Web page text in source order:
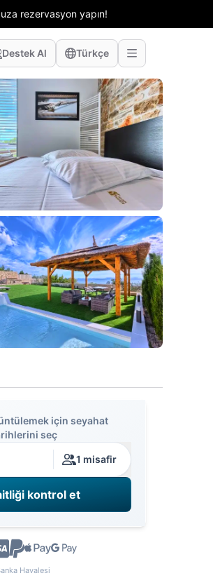
rezervasyon yapın!
Destek Al Türkçe
için seyahat
seç
1 misafir
kontrol et
Havalesi